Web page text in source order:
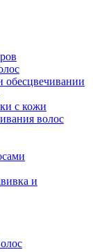
с кожи
волос
и